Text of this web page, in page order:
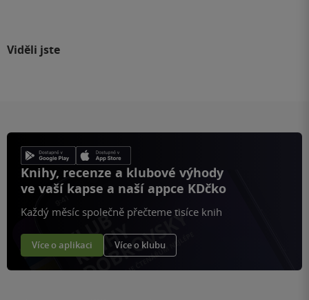
Viděli jste
Knihy, recenze a klubové výhody
ve vaší kapse a naší appce KDčko
Každý měsíc společně přečteme tisíce knih
Více o aplikaci Více o klubu